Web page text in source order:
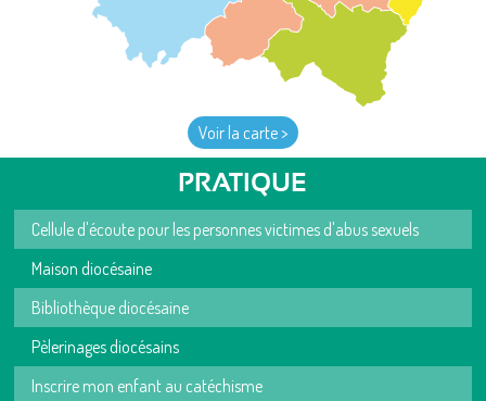
Voir la carte >
PRATIQUE
Cellule d'écoute pour les personnes victimes d'abus sexuels
Maison diocésaine
Bibliothèque diocésaine
Pèlerinages diocésains
Inscrire mon enfant au catéchisme